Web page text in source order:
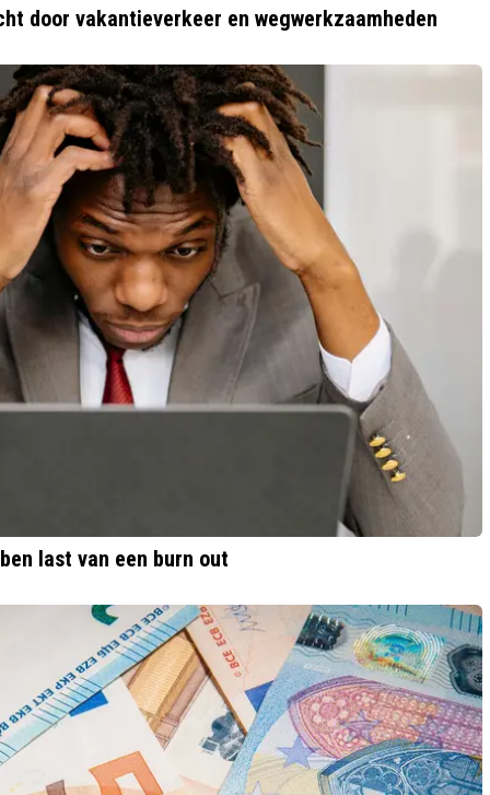
door vakantieverkeer en wegwerkzaamheden
last van een burn out